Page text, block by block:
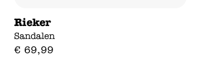
Rieker
Sandalen
€ 69,99